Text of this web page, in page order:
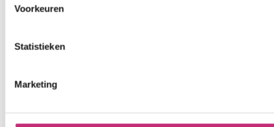
Voorkeuren
Statistieken
Marketing